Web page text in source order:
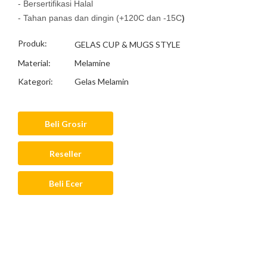
- Bersertifikasi Halal
- Tahan panas dan dingin (+120C dan -15C)
Produk:
GELAS CUP & MUGS STYLE
Material:
Melamine
Kategori:
Gelas Melamin
Beli Grosir
Reseller
Beli Ecer